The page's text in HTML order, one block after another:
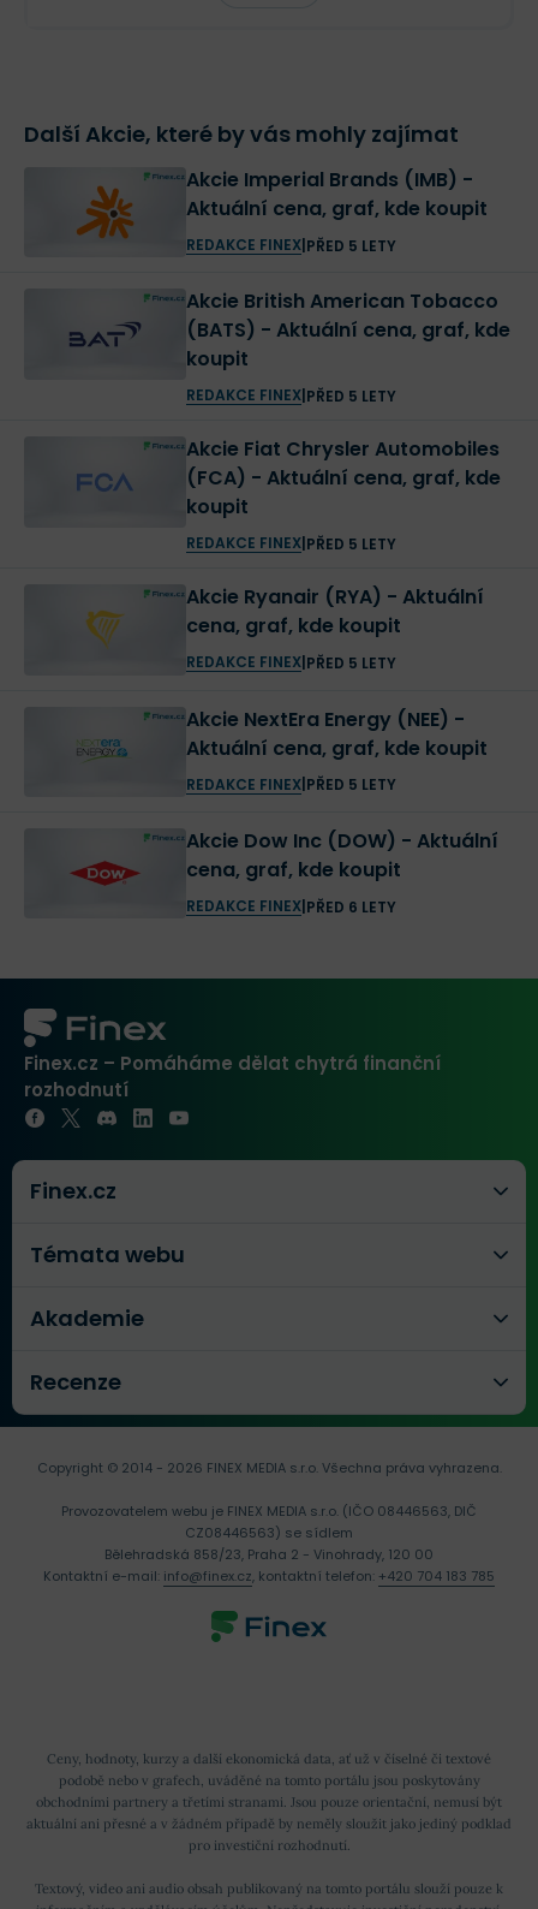
Další Akcie, které by vás mohly zajímat
Akcie Imperial Brands (IMB) -
Aktuální cena, graf, kde koupit
REDAKCE FINEX| PŘED 5 LETY
Akcie British American Tobacco
(BATS) - Aktuální cena, graf, kde
koupit
REDAKCE FINEX| PŘED 5 LETY
Akcie Fiat Chrysler Automobiles
(FCA) - Aktuální cena, graf, kde
koupit
REDAKCE FINEX| PŘED 5 LETY
Akcie Ryanair (RYA) - Aktuální
cena, graf, kde koupit
REDAKCE FINEX| PŘED 5 LETY
Akcie NextEra Energy (NEE) -
Aktuální cena, graf, kde koupit
REDAKCE FINEX| PŘED 5 LETY
Akcie Dow Inc (DOW) - Aktuální
cena, graf, kde koupit
REDAKCE FINEX| PŘED 6 LETY
Finex.cz – Pomáháme dělat chytrá finanční
rozhodnutí
Finex.cz
Témata webu
Akademie
Recenze
Ceny, hodnoty, kurzy a další ekonomická data, ať už v číselné či textové
podobě nebo v grafech, uváděné na tomto portálu jsou poskytovány
obchodními partnery a třetími stranami. Jsou pouze orientační, nemusí být
aktuální ani přesné a v žádném případě by neměly sloužit jako jediný podklad
pro investiční rozhodnutí.
Textový, video ani audio obsah publikovaný na tomto portálu slouží pouze k
Copyright © 2014 - 2026 FINEX MEDIA s.r.o.Všechna práva vyhrazena.
Provozovatelem webu je FINEX MEDIA s.r.o. (IČO 08446563, DIČ
CZ08446563) se sídlem
Bělehradská 858/23, Praha 2 - Vinohrady, 120 00
Kontaktní e-mail: info@finex.cz, kontaktní telefon: +420 704 183 785